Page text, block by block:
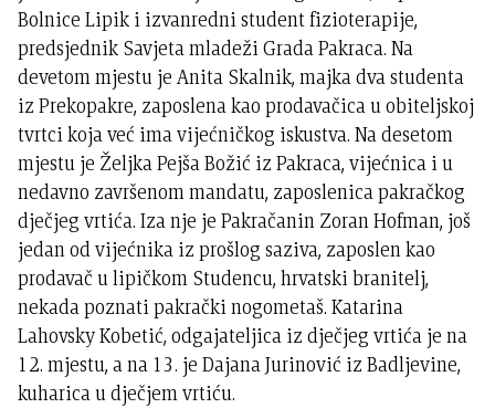
Bolnice Lipik i izvanredni student fizioterapije,
predsjednik Savjeta mladeži Grada Pakraca. Na
devetom mjestu je Anita Skalnik, majka dva studenta
iz Prekopakre, zaposlena kao prodavačica u obiteljskoj
tvrtci koja već ima vijećničkog iskustva. Na desetom
mjestu je Željka Pejša Božić iz Pakraca, vijećnica i u
nedavno završenom mandatu, zaposlenica pakračkog
dječjeg vrtića. Iza nje je Pakračanin Zoran Hofman, još
jedan od vijećnika iz prošlog saziva, zaposlen kao
prodavač u lipičkom Studencu, hrvatski branitelj,
nekada poznati pakrački nogometaš. Katarina
Lahovsky Kobetić, odgajateljica iz dječjeg vrtića je na
12. mjestu, a na 13. je Dajana Jurinović iz Badljevine,
kuharica u dječjem vrtiću.